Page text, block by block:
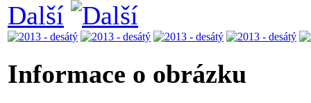
Další
Informace o obrázku